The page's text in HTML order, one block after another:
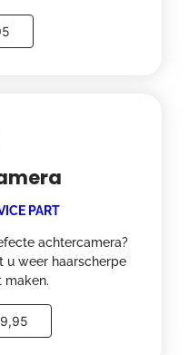
PART
achtercamera?
u weer haarscherpe
maken.